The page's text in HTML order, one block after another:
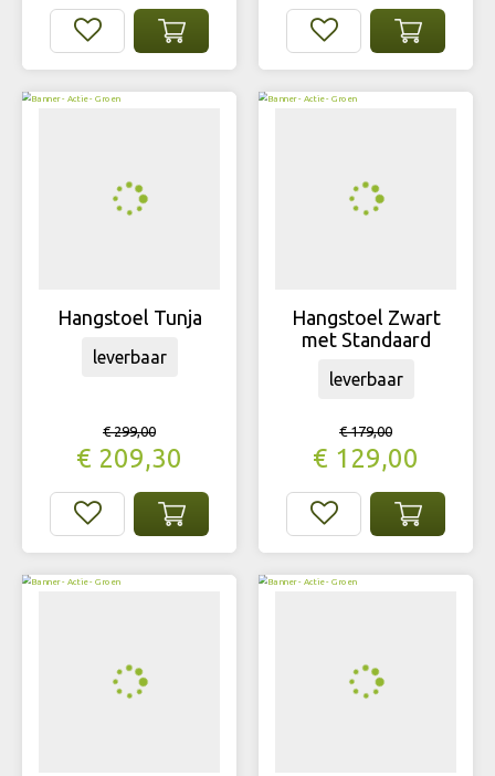
Hangstoel Tunja
€ 299,00
€ 209,30
leverbaar
Hangstoel Zwart
met Standaard
€ 179,00
€ 129,00
leverbaar